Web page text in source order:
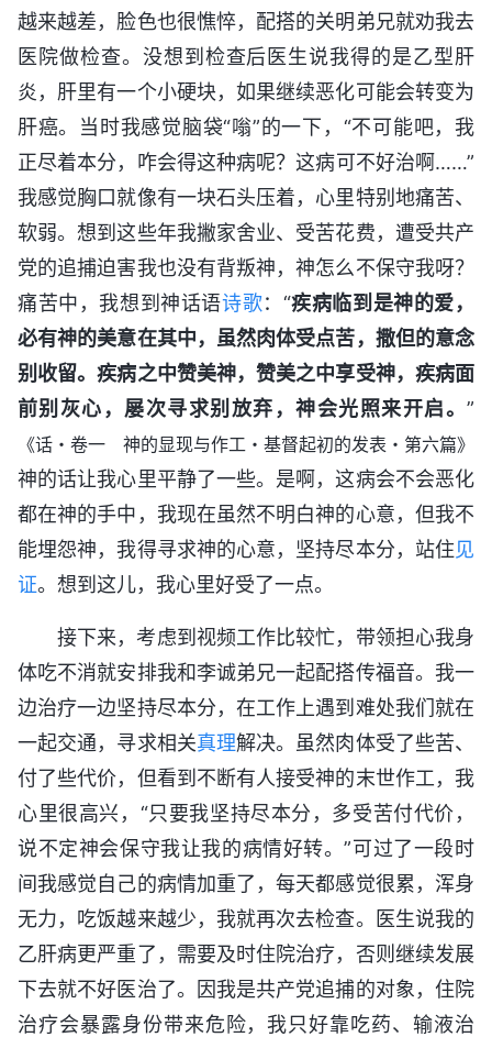
越来越差，脸色也很憔悴，配搭的关明弟兄就劝我去
医院做检查。没想到检查后医生说我得的是乙型肝
炎，肝里有一个小硬块，如果继续恶化可能会转变为
肝癌。当时我感觉脑袋“嗡”的一下，“不可能吧，我
正尽着本分，咋会得这种病呢？这病可不好治啊……”
我感觉胸口就像有一块石头压着，心里特别地痛苦、
软弱。想到这些年我撇家舍业、受苦花费，遭受共产
党的追捕迫害我也没有背叛神，神怎么不保守我呀？
痛苦中，我想到神话语诗歌：“疾病临到是神的爱，
必有神的美意在其中，虽然肉体受点苦，撒但的意念
别收留。疾病之中赞美神，赞美之中享受神，疾病面
前别灰心，屡次寻求别放弃，神会光照来开启。 ”
《话・卷一 神的显现与作工・基督起初的发表・第六篇》
神的话让我心里平静了一些。是啊，这病会不会恶化
都在神的手中，我现在虽然不明白神的心意，但我不
能埋怨神，我得寻求神的心意，坚持尽本分，站住见
证。想到这儿，我心里好受了一点。
接下来，考虑到视频工作比较忙，带领担心我身
体吃不消就安排我和李诚弟兄一起配搭传福音。我一
边治疗一边坚持尽本分，在工作上遇到难处我们就在
一起交通，寻求相关真理解决。虽然肉体受了些苦、
付了些代价，但看到不断有人接受神的末世作工，我
心里很高兴，“只要我坚持尽本分，多受苦付代价，
说不定神会保守我让我的病情好转。”可过了一段时
间我感觉自己的病情加重了，每天都感觉很累，浑身
无力，吃饭越来越少，我就再次去检查。医生说我的
乙肝病更严重了，需要及时住院治疗，否则继续发展
下去就不好医治了。因我是共产党追捕的对象，住院
治疗会暴露身份带来危险，我只好靠吃药、输液治